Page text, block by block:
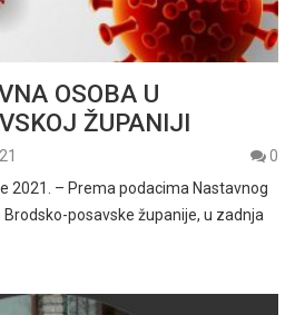
OSOBA U
ŽUPANIJI
0
2021. – Prema podacima Nastavnog
posavske županije, u zadnja